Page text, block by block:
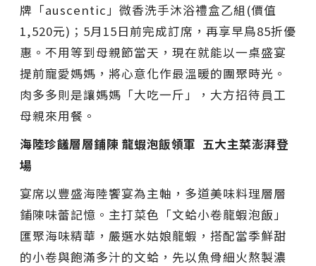
牌「auscentic」微香洗手沐浴禮盒乙組(價值
1,520元)；5月15日前完成訂席，再享早鳥85折優
惠。不用等到母親節當天，現在就能以一桌盛宴
提前寵愛媽媽，將心意化作最溫暖的團聚時光。
肉多多則是讓媽媽「大吃一斤」，大方招待員工
母親來用餐。
海陸珍饈層層鋪陳 龍蝦泡飯領軍 五大主菜澎湃登
場
宴席以豐盛海陸饗宴為主軸，多道美味料理層層
鋪陳味蕾記憶。主打菜色「文蛤小卷龍蝦泡飯」
匯聚海味精華，嚴選水姑娘龍蝦，搭配當季鮮甜
的小卷與飽滿多汁的文蛤，先以魚骨細火熬製濃